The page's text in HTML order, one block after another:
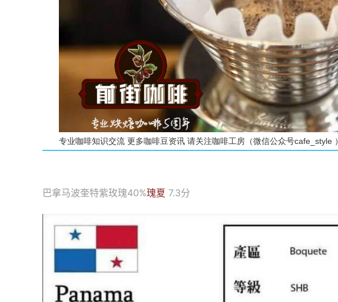
专业咖啡知识交流 更多咖啡豆资讯 请关注咖啡工房（微信公众号cafe_style ）
巴拿马波奎特紫玫瑰40%瑰夏 7.3分